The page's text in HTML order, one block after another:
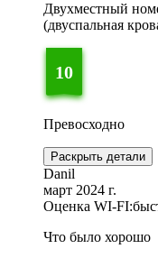
Двухместный
(двуспальная
10
Превосходно
Раскрыть детали
Danil
март 2024 г.
Оценка WI-FI:
Что было хорошо